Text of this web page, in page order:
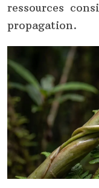
ressources
propagation.